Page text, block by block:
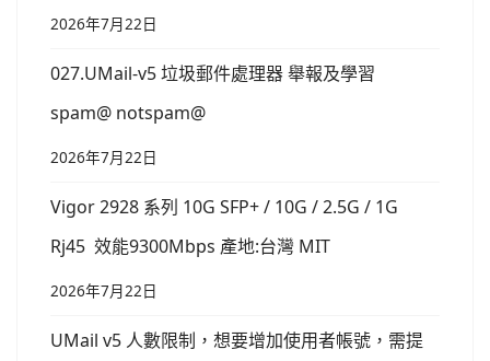
2026年7月22日
027.UMail-v5 垃圾郵件處理器 舉報及學習
spam@ notspam@
2026年7月22日
Vigor 2928 系列 10G SFP+ / 10G / 2.5G / 1G
Rj45 效能9300Mbps 產地:台灣 MIT
2026年7月22日
UMail v5 人數限制，想要增加使用者帳號，需提